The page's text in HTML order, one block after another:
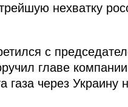
нехватку
с
главе
газа через